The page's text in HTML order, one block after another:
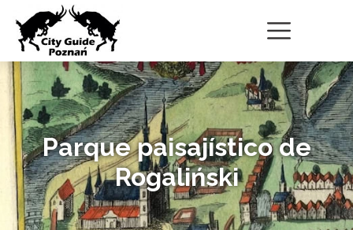
Parque paisajístico de
Rogaliński